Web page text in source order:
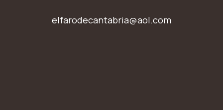
elfarodecantabria@aol.com